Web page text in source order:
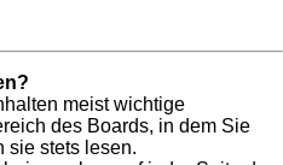
meist wichtige
des Boards, in dem Sie
sie stets lesen.